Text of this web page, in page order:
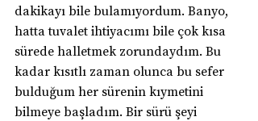
dakikayı bile bulamıyordum. Banyo,
hatta tuvalet ihtiyacımı bile çok kısa
sürede halletmek zorundaydım. Bu
kadar kısıtlı zaman olunca bu sefer
bulduğum her sürenin kıymetini
bilmeye başladım. Bir sürü şeyi